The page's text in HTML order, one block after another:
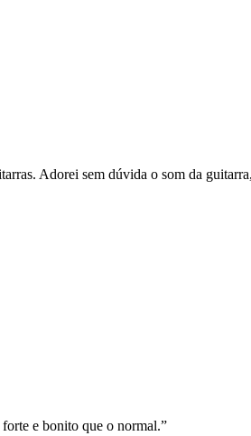
Adorei sem dúvida o som da
e bonito que o normal.”